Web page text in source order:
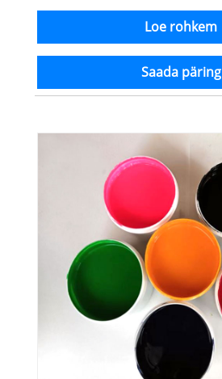
Loe rohkem
Saada päring